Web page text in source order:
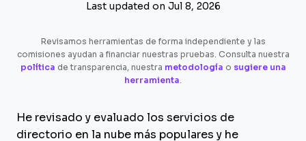
Last updated on Jul 8, 2026
Revisamos herramientas de forma independiente y las
comisiones ayudan a financiar nuestras pruebas. Consulta nuestra
política de transparencia, nuestra metodología o sugiere una
herramienta.
He revisado y evaluado los servicios de
directorio en la nube más populares y he